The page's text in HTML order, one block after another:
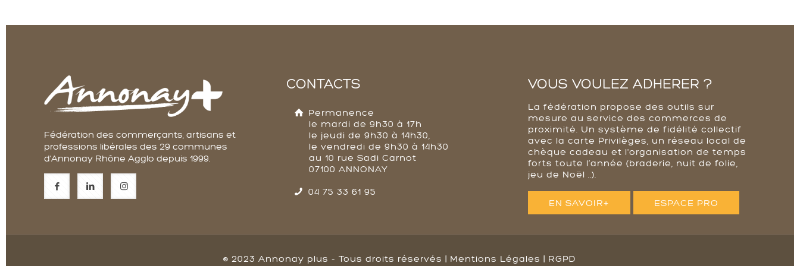
Fédération des commerçants, artisans et
professions libérales des 29 communes
d'Annonay Rhône Agglo depuis 1999.
CONTACTS
Permanence
le mardi de 9h30 à 17h
le jeudi de 9h30 à 14h30,
le vendredi de 9h30 à 14h30
au 10 rue Sadi Carnot
07100 ANNONAY
04 75 33 61 95
VOUS VOULEZ ADHERER ?
La fédération propose des outils sur
mesure au service des commerces de
proximité. Un système de fidélité collectif
avec la carte Privilèges, un réseau local de
chèque cadeau et l'organisation de temps
forts toute l’année (braderie, nuit de folie,
jeu de Noël ..).
EN SAVOIR+ ESPACE PRO
© 2023 Annonay plus - Tous droits réservés | Mentions Légales | RGPD